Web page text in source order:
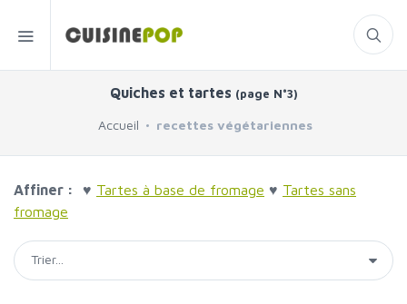
Quiches et tartes (page N°3)
Accueil recettes végétariennes
Affiner : ♥ Tartes à base de fromage ♥ Tartes sans
fromage